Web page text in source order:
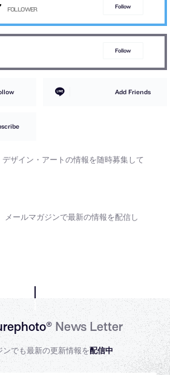
Follow
Follow
Add Friends
デザイン・アートの情報を随時募集して
メールマガジンで最新の情報を配信し
News Letter
ンでも最新の更新情報を配信中